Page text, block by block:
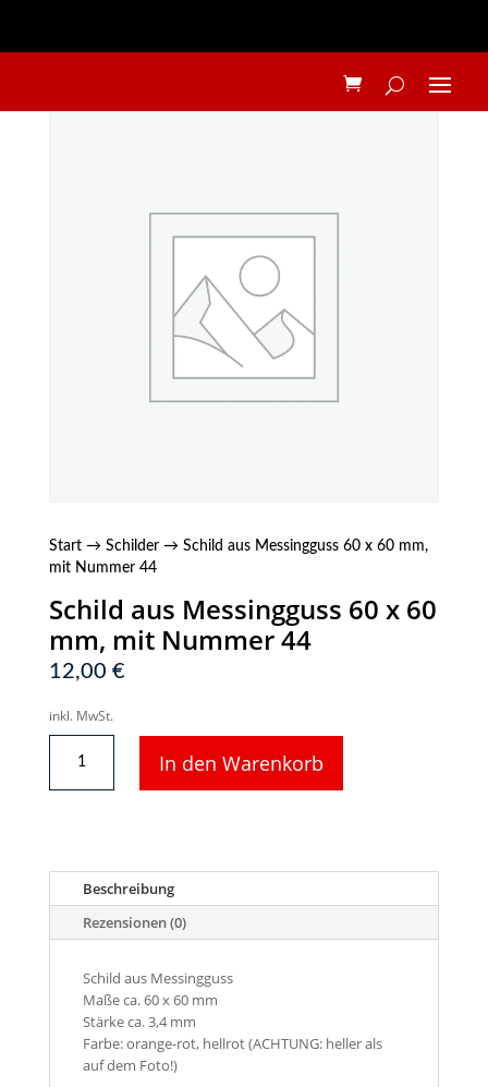
Start→ Schilder→ Schild aus Messingguss 60 x 60 mm,
mit Nummer 44
Schild aus Messingguss 60 x 60
mm, mit Nummer 44
12,00 €
inkl. MwSt.
Messingguss
mm,
Nummer
44
In den Warenkorb
Beschreibung
Rezensionen (0)
Schild aus Messingguss
Maße ca. 60 x 60 mm
Stärke ca. 3,4 mm
Farbe: orange-rot, hellrot (ACHTUNG: heller als
auf dem Foto!)